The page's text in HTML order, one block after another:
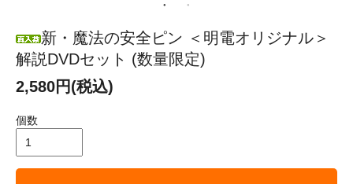
新・魔法の安全ピン ＜明電オリジナル＞
解説DVDセット (数量限定)
2,580円(税込)
個数